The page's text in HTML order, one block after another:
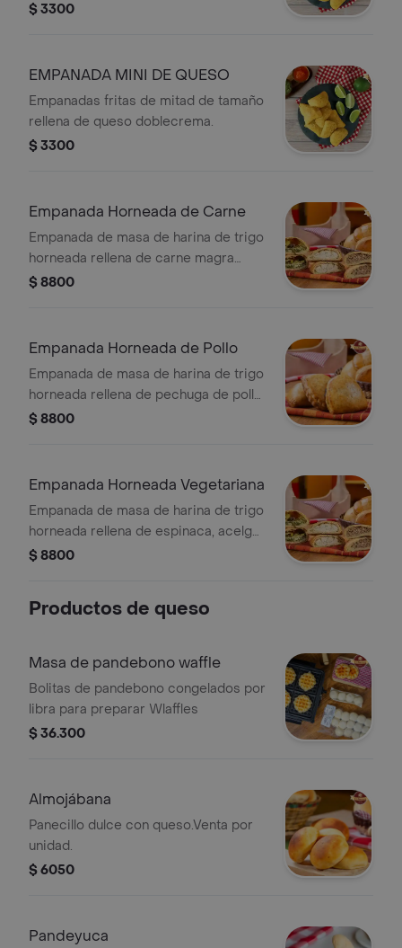
$ 3300
EMPANADA MINI DE QUESO
Empanadas fritas de mitad de tamaño
rellena de queso doblecrema.
$ 3300
Empanada Horneada de Carne
Empanada de masa de harina de trigo
horneada rellena de carne magra
molida.
$ 8800
Empanada Horneada de Pollo
Empanada de masa de harina de trigo
horneada rellena de pechuga de pollo
desmenuzada y salsa blanca. Venta
$ 8800
Empanada Horneada Vegetariana
Empanada de masa de harina de trigo
horneada rellena de espinaca, acelga,
champiñón y queso mozzarella.
$ 8800
Productos de queso
Masa de pandebono waffle
Bolitas de pandebono congelados por
libra para preparar Wlaffles
$ 36.300
Almojábana
Panecillo dulce con queso.Venta por
unidad.
$ 6050
Pandeyuca